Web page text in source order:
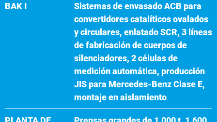
BAK I
Sistemas de envasado ACB para
convertidores catalíticos ovalados
y circulares, enlatado SCR, 3 líneas
de fabricación de cuerpos de
silenciadores, 2 células de
medición automática, producción
JIS para Mercedes-Benz Clase E,
montaje en aislamiento